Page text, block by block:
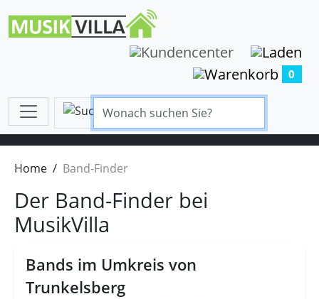
0
Home Band-Finder
Der Band-Finder bei
MusikVilla
Bands im Umkreis von
Trunkelsberg